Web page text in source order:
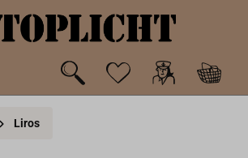
Liros